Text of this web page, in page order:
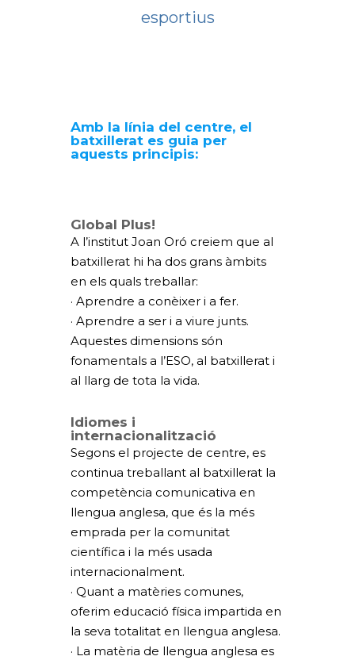
esportius
Amb la línia del centre, el
batxillerat es guia per
aquests principis:
Global Plus!
A l’institut Joan Oró creiem que al
batxillerat hi ha dos grans àmbits
en els quals treballar:
· Aprendre a conèixer i a fer.
· Aprendre a ser i a viure junts.
Aquestes dimensions són
fonamentals a l’ESO, al batxillerat i
al llarg de tota la vida.
Idiomes i
internacionalització
Segons el projecte de centre, es
continua treballant al batxillerat la
competència comunicativa en
llengua anglesa, que és la més
emprada per la comunitat
científica i la més usada
internacionalment.
· Quant a matèries comunes,
oferim educació física impartida en
la seva totalitat en llengua anglesa.
· La matèria de llengua anglesa es